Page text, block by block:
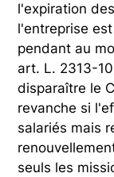
l'expiration
l'entreprise
pendant au
art. L. 2313-
disparaître le
revanche si
salariés mais
seuls les